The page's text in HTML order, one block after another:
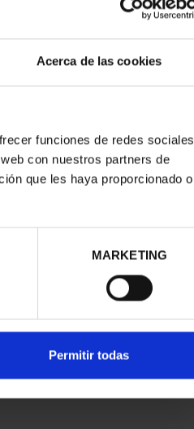
Acerca de las cookies
funciones de redes sociales
con nuestros partners de
que les haya proporcionado o
MARKETING
Permitir todas
SUSCRIPCIÓN CAPITALES DE
949,00 €
Sólo para usuarios registrados